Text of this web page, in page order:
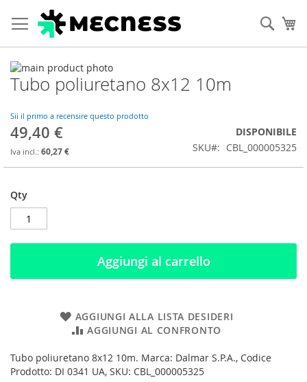
Cerca
Vai
alla
fine
galleria
di
immagini
Vai
all'inizio
galleria
di
immagini
Tubo poliuretano 8x12 10m
Sii il primo a recensire questo prodotto
49,40 €
60,27 €
DISPONIBILE
SKU
CBL_000005325
Qty
Aggiungi al carrello
AGGIUNGI ALLA LISTA DESIDERI
AGGIUNGI AL CONFRONTO
Tubo poliuretano 8x12 10m. Marca: Dalmar S.P.A., Codice
Prodotto: DI 0341 UA, SKU: CBL_000005325